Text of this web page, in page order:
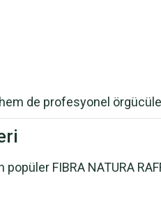
hem de profesyonel
FIBRA NATURA